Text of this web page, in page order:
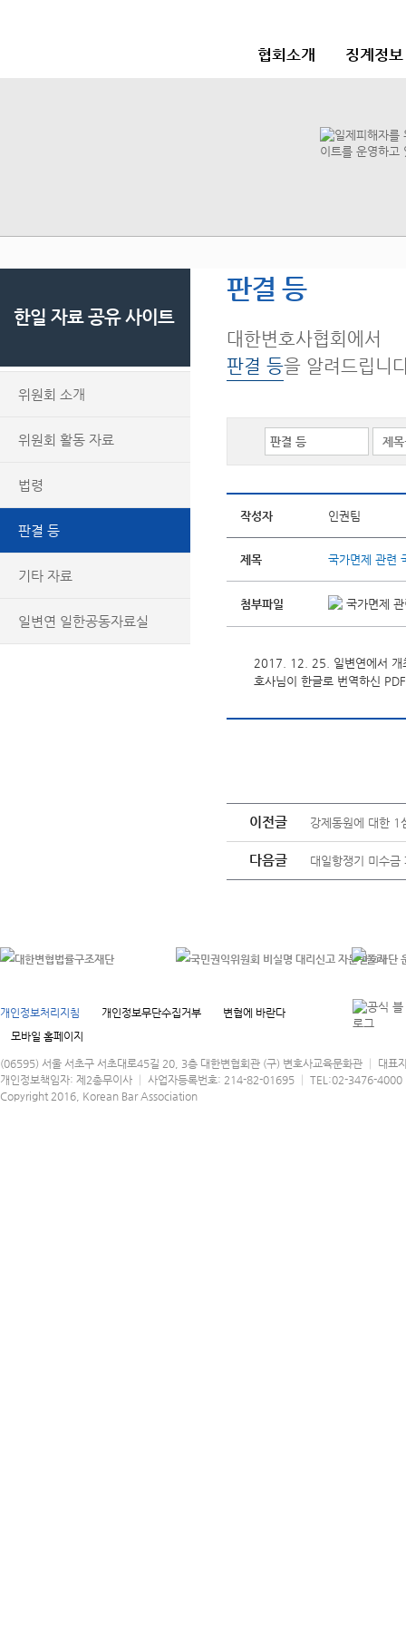
협회소개 징계정
한일 자료 공유 사이트
위원회 소개
위원회 활동 자료
법령
판결 등
기타 자료
일변연 일한공동자료실
판결 등
대한변호사협회에서
판결 등을 알려드립니
작성자 인권팀
제목 국가면제 관련
첨부파일 국가면제
2017. 12. 25. 일변연에서 개
호사님이 한글로 번역하신
이전글 강제동원에 대한 1
다음글 대일항쟁기 미수
개인정보처리지침 개인정보무단수집거부
변협에 바란다
모바일 홈페이지
(06595) 서울 서초구 서초대로45길 20, 3층 대한변협회관 (구) 변호사교육문화관 │ 대표
개인정보책임자: 제2총무이사 │ 사업자등록번호: 214-82-01695 │ TEL:02-3476-
Copyright 2016, Korean Bar Association